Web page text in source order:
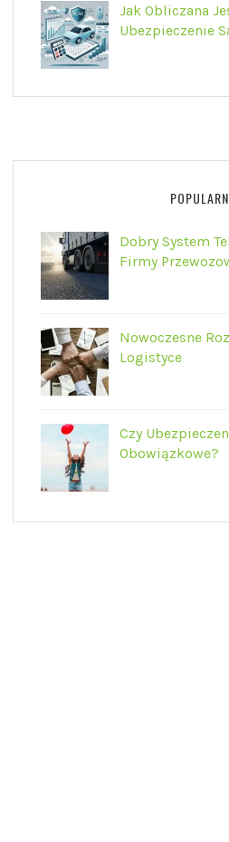
Jak Obliczana
Ubezpieczenie
Dobry System
Firmy
Nowoczesne
Logistyce
Czy
Obowiązkowe?